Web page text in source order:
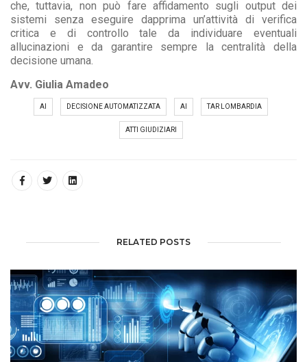
che, tuttavia, non può fare affidamento sugli output dei
sistemi senza eseguire dapprima un’attività di verifica
critica e di controllo tale da individuare eventuali
allucinazioni e da garantire sempre la centralità della
decisione umana.
Avv. Giulia Amadeo
AI DECISIONE AUTOMATIZZATA AI TAR LOMBARDIA
ATTI GIUDIZIARI
RELATED POSTS